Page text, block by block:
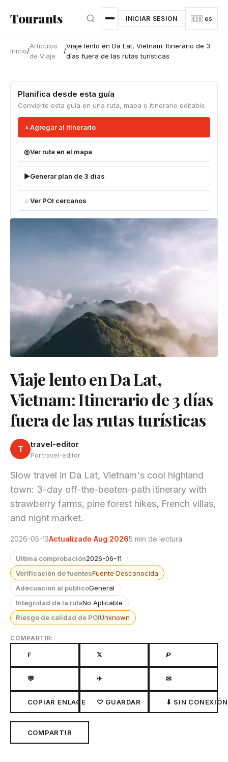
Tourants INICIAR SESIÓN 🇪🇸 es
Inicio/
Artículos
de Viaje
/
Viaje lento en Da Lat, Vietnam: Itinerario de 3
días fuera de las rutas turísticas
Planifica desde esta guía
Convierte esta guía en una ruta, mapa o itinerario editable.
Agregar al itinerario
Ver ruta en el mapa
Generar plan de 3 días
Ver POI cercanos
Viaje lento en Da Lat,
Vietnam: Itinerario de 3 días
fuera de las rutas turísticas
T travel-editor
Por travel-editor
Slow travel in Da Lat, Vietnam's cool highland
town: 3-day off-the-beaten-path itinerary with
strawberry farms, pine forest hikes, French villas,
and night market.
2026-05-13Actualizado Aug 20265 min de lectura
Última comprobación2026-06-11
Verificación de fuentesFuente Desconocida
Adecuación al públicoGeneral
Integridad de la rutaNo Aplicable
Riesgo de calidad de POIUnknown
COMPARTIR:
F 𝕏 𝙋
💬 ✈ ✉
COPIAR ENLACE ♡ GUARDAR ⬇ SIN CONEXIÓN
COMPARTIR